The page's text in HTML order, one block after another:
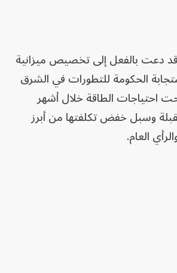
دعت بالفعل إلى تخصيص ميزانية
الحكومة للتطورات في الشرق
احتياجات الطاقة خلال أشهر
وسبل خفض تكلفتها من أبرز
العام.